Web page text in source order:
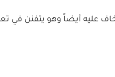
عليه أيضاً وهو يتفنن في